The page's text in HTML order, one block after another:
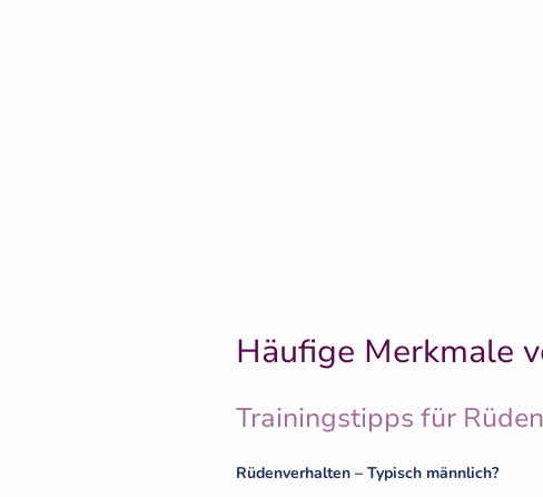
Häufige Merkmale
Trainingstipps für Rüden
Rüdenverhalten – Typisch männlich?